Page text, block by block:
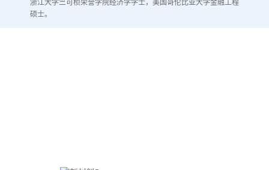
浙江大学竺可桢荣誉学院经济学学士，美国哥伦比亚大学金融工程
硕士。